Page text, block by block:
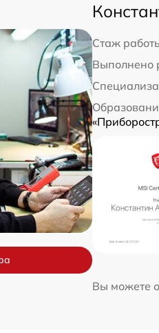
Стаж
Выполнено
Вы можете